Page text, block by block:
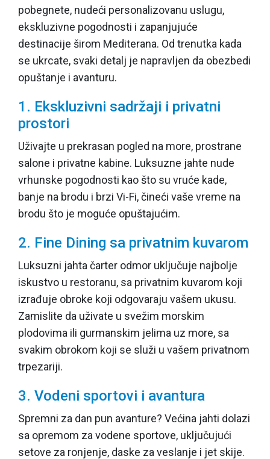
pobegnete, nudeći personalizovanu uslugu,
ekskluzivne pogodnosti i zapanjujuće
destinacije širom Mediterana. Od trenutka kada
se ukrcate, svaki detalj je napravljen da obezbedi
opuštanje i avanturu.
1. Ekskluzivni sadržaji i privatni
prostori
Uživajte u prekrasan pogled na more, prostrane
salone i privatne kabine. Luksuzne jahte nude
vrhunske pogodnosti kao što su vruće kade,
banje na brodu i brzi Vi-Fi, čineći vaše vreme na
brodu što je moguće opuštajućim.
2. Fine Dining sa privatnim kuvarom
Luksuzni jahta čarter odmor uključuje najbolje
iskustvo u restoranu, sa privatnim kuvarom koji
izrađuje obroke koji odgovaraju vašem ukusu.
Zamislite da uživate u svežim morskim
plodovima ili gurmanskim jelima uz more, sa
svakim obrokom koji se služi u vašem privatnom
trpezariji.
3. Vodeni sportovi i avantura
Spremni za dan pun avanture? Većina jahti dolazi
sa opremom za vodene sportove, uključujući
setove za ronjenje, daske za veslanje i jet skije.